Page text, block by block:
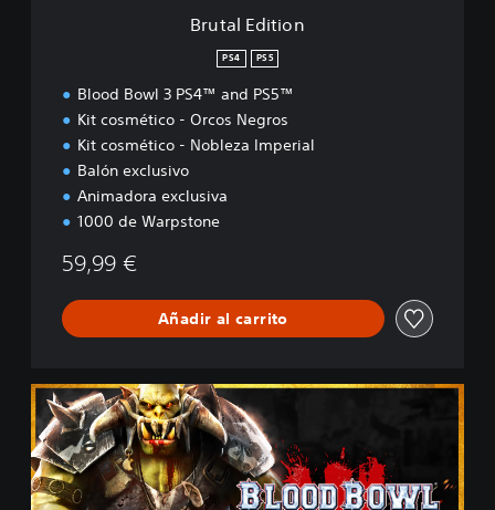
Brutal Edition
PS4 PS5
Blood Bowl 3 PS4™ and PS5™
Kit cosmético - Orcos Negros
Kit cosmético - Nobleza Imperial
Balón exclusivo
Animadora exclusiva
1000 de Warpstone
59,99 €
Añadir al carrito
B
r
u
t
a
l